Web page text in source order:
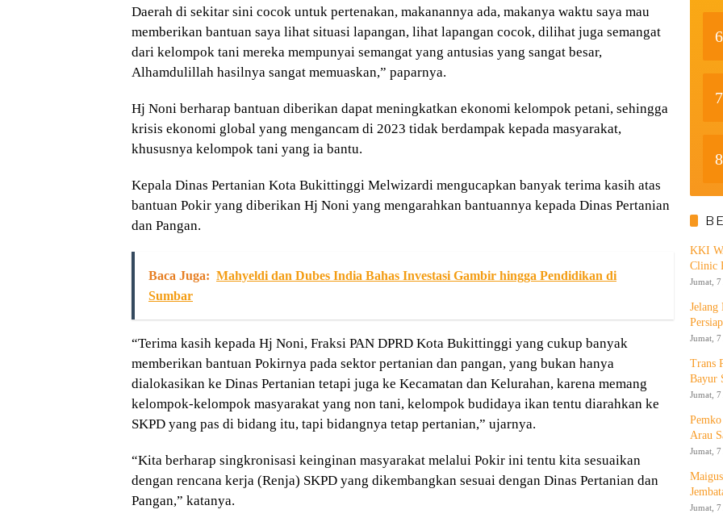
Daerah di sekitar sini cocok untuk pertenakan, makanannya ada, makanya waktu saya mau
memberikan bantuan saya lihat situasi lapangan, lihat lapangan cocok, dilihat juga semangat
dari kelompok tani mereka mempunyai semangat yang antusias yang sangat besar,
Alhamdulillah hasilnya sangat memuaskan,” paparnya.
Hj Noni berharap bantuan diberikan dapat meningkatkan ekonomi kelompok petani, sehingga
krisis ekonomi global yang mengancam di 2023 tidak berdampak kepada masyarakat,
khususnya kelompok tani yang ia bantu.
Kepala Dinas Pertanian Kota Bukittinggi Melwizardi mengucapkan banyak terima kasih atas
bantuan Pokir yang diberikan Hj Noni yang mengarahkan bantuannya kepada Dinas Pertanian
dan Pangan.
Baca Juga: Mahyeldi dan Dubes India Bahas Investasi Gambir hingga Pendidikan di
Sumbar
“Terima kasih kepada Hj Noni, Fraksi PAN DPRD Kota Bukittinggi yang cukup banyak
memberikan bantuan Pokirnya pada sektor pertanian dan pangan, yang bukan hanya
dialokasikan ke Dinas Pertanian tetapi juga ke Kecamatan dan Kelurahan, karena memang
kelompok-kelompok masyarakat yang non tani, kelompok budidaya ikan tentu diarahkan ke
SKPD yang pas di bidang itu, tapi bidangnya tetap pertanian,” ujarnya.
“Kita berharap singkronisasi keinginan masyarakat melalui Pokir ini tentu kita sesuaikan
dengan rencana kerja (Renja) SKPD yang dikembangkan sesuai dengan Dinas Pertanian dan
Pangan,” katanya.
6
7
8
KKI
Clinic
Jumat,
Jelang
Jumat,
Trans
Bayur
Jumat,
Arau
Jumat,
Jumat,